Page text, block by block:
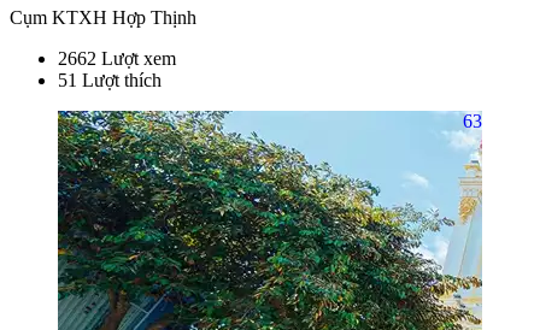
Cụm KTXH Hợp Thịnh
2662 Lượt xem
51 Lượt thích
63